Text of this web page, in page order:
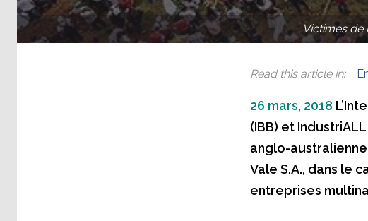
Victimes
Read this article in:
26 mars, 2018
(IBB) et
anglo-
Vale S.A., dans le
entreprises